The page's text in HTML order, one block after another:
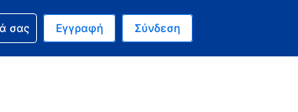
είναι Δολάριο Η.Π.Α.
γλώσσα είναι τα Ελληνικά
σας
σας Εγγραφή Σύνδεση